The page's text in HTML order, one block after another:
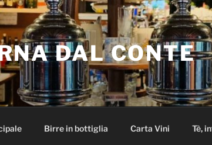
DAL CONTE
Birre in bottiglia Carta Vini Tè,